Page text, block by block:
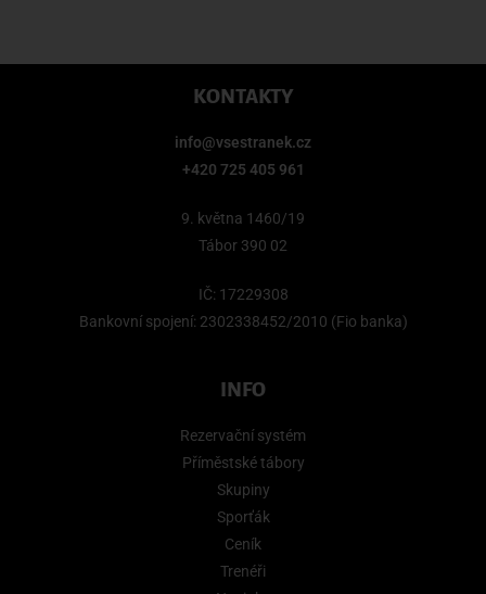
KONTAKTY
info@vsestranek.cz
+420 725 405 961
9. května 1460/19
Tábor 390 02
IČ: 17229308
Bankovní spojení: 2302338452/2010 (Fio banka)
INFO
Rezervační systém
Příměstské tábory
Skupiny
Sporťák
Ceník
Trenéři